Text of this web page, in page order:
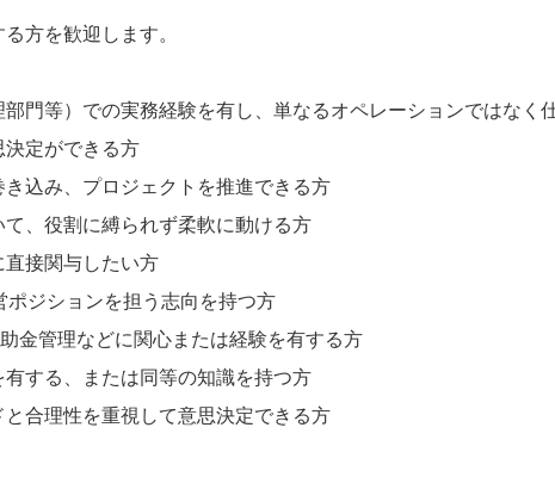
方を歓迎します。
部門等）での実務経験を有し、単なるオペレーションではなく
決定ができる方
込み、プロジェクトを推進できる方
、役割に縛られず柔軟に動ける方
直接関与したい方
ポジションを担う志向を持つ方
金管理などに関心または経験を有する方
する、または同等の知識を持つ方
合理性を重視して意思決定できる方